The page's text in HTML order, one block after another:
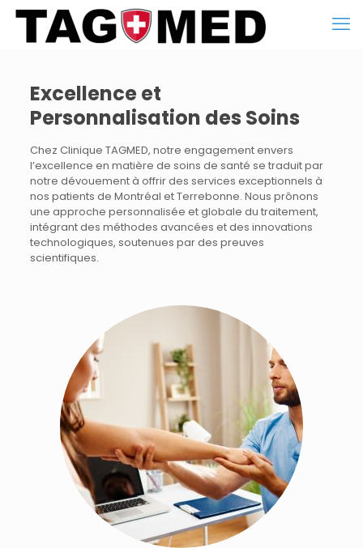
Excellence et
Personnalisation des Soins
Chez Clinique TAGMED, notre engagement envers
l’excellence en matière de soins de santé se traduit par
notre dévouement à offrir des services exceptionnels à
nos patients de Montréal et Terrebonne. Nous prônons
une approche personnalisée et globale du traitement,
intégrant des méthodes avancées et des innovations
technologiques, soutenues par des preuves
scientifiques.